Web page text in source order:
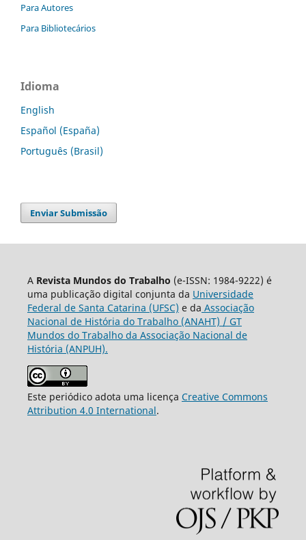
Para Autores
Para Bibliotecários
Idioma
English
Español (España)
Português (Brasil)
Enviar Submissão
A Revista Mundos do Trabalho (e-ISSN: 1984-9222) é
uma publicação digital conjunta da Universidade
Federal de Santa Catarina (UFSC) e da Associação
Nacional de História do Trabalho (ANAHT) / GT
Mundos do Trabalho da Associação Nacional de
História (ANPUH).
Este periódico adota uma licença Creative Commons
Attribution 4.0 International.